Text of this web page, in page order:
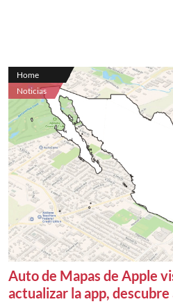
Home
Noticias
Auto de Mapas de Apple
actualizar la app,